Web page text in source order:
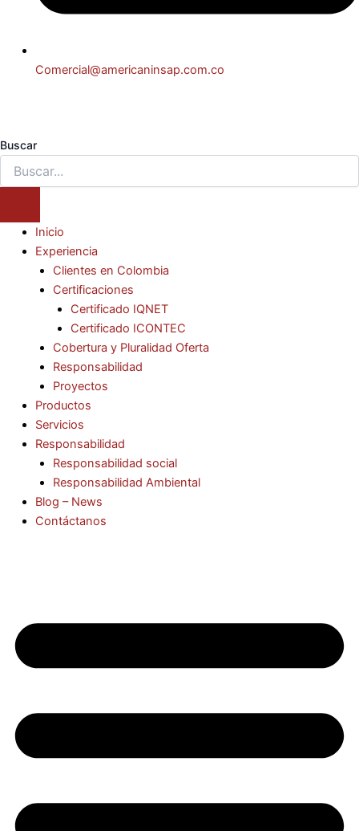
Comercial@americaninsap.com.co
Buscar
Inicio
Experiencia
Clientes en Colombia
Certificaciones
Certificado IQNET
Certificado ICONTEC
Cobertura y Pluralidad Oferta
Responsabilidad
Proyectos
Productos
Servicios
Responsabilidad
Responsabilidad social
Responsabilidad Ambiental
Blog – News
Contáctanos